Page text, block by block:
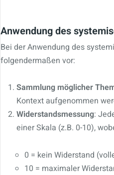
Anwendung des
Bei der Anwendung des
folgendermaßen vor:
Sammlung möglicher
Kontext aufgenommen
Widerstandsmessung:
einer Skala (z.B. 0-10),
0 = kein Widerstand
10 = maximaler